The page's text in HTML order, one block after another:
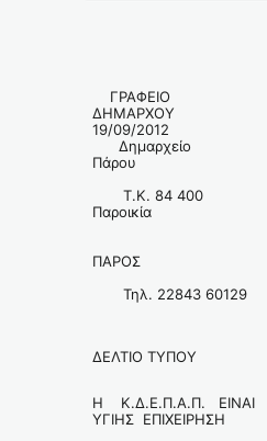
ΓΡΑΦΕΙΟ
19/09/2012
Δημαρχείο
Τ.Κ. 84 400
Τηλ. 22843 60129
ΔΕΛΤΙΟ ΤΥΠΟΥ
Η Κ.Δ.Ε.Π.Α.Π. ΕΙΝΑΙ
ΥΓΙΗΣ ΕΠΙΧΕΙΡΗΣΗ